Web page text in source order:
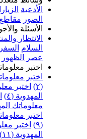
الزيارات المحاضرات
مقاطع مهدوية
والأجوبة المهدوية
والمنتظرون أصحاب
السفراء والفقهاء
مدعو المهدوية
معلوماتك المهدوية
معلوماتك المهدوية (١)
اختبر معلوماتك المهدوية
اختبر
المهدوية (٦)
معلوماتك المهدوية (٨)
اختبر معلوماتك المهدوية
اختبر